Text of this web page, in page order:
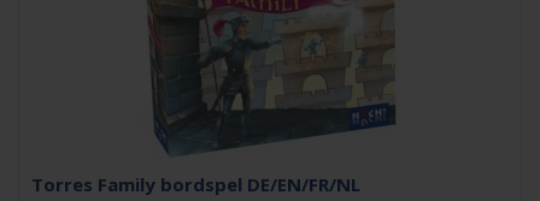
Torres Family bordspel DE/EN/FR/NL